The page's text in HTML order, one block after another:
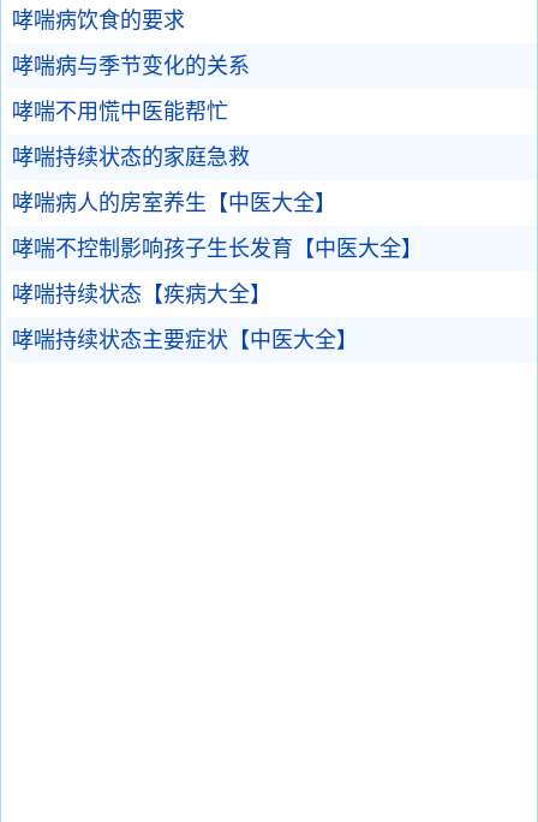
哮喘病饮食的要求
哮喘病与季节变化的关系
哮喘不用慌中医能帮忙
哮喘持续状态的家庭急救
哮喘病人的房室养生【中医大全】
哮喘不控制影响孩子生长发育【中医大全】
哮喘持续状态【疾病大全】
哮喘持续状态主要症状【中医大全】